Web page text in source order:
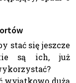
stać się jeszcze
są ich, już
wyjątkowo dużą